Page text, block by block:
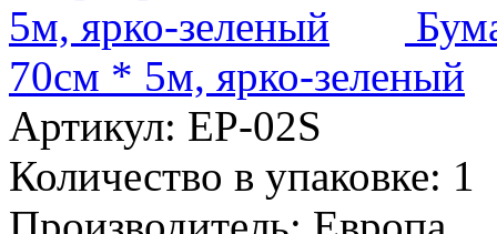
70см * 5м, ярко-зеленый
Артикул: EP-02S
Количество в упаковке: 1